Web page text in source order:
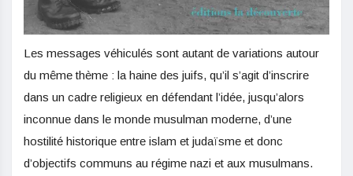
Les messages véhiculés sont autant de variations autour
du même thème : la haine des juifs, qu’il s’agit d’inscrire
dans un cadre religieux en défendant l’idée, jusqu’alors
inconnue dans le monde musulman moderne, d’une
hostilité historique entre islam et judaïsme et donc
d’objectifs communs au régime nazi et aux musulmans.